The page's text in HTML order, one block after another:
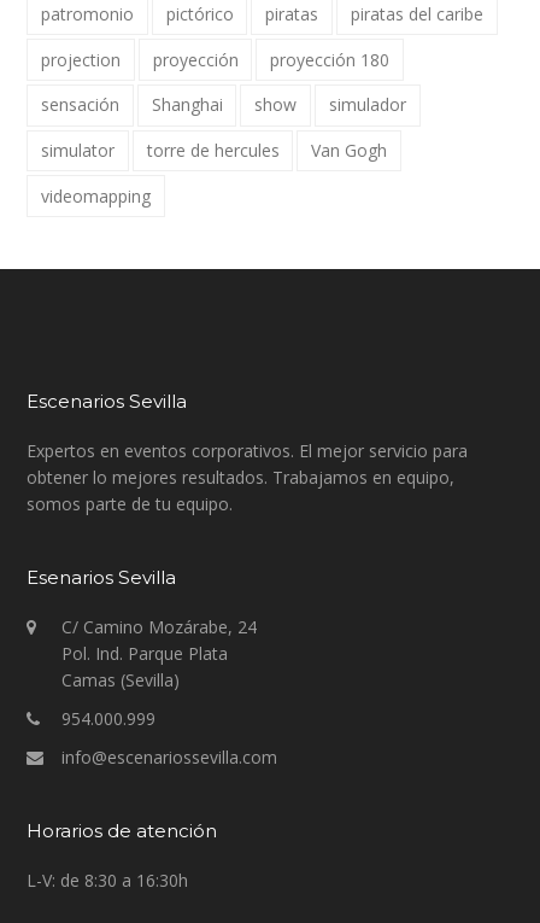
patromonio
pictórico piratas
piratas del caribe
projection
proyección
proyección 180
sensación
Shanghai show
simulador
simulator
torre de hercules
Van Gogh
videomapping
Escenarios Sevilla
Expertos en eventos corporativos. El mejor servicio para
obtener lo mejores resultados. Trabajamos en equipo,
somos parte de tu equipo.
Esenarios Sevilla
C/ Camino Mozárabe, 24
Pol. Ind. Parque Plata
Camas (Sevilla)
954.000.999
info@escenariossevilla.com
Horarios de atención
L-V: de 8:30 a 16:30h